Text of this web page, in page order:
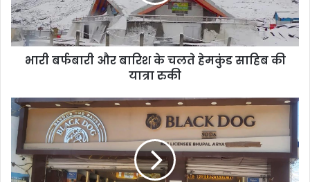
हेमकुंड
साहिब
की
यात्राभारी बर्फबारी और बारिश के चलते हेमकुंड साहिब की
यात्रा रुकी
देहरादून
में
63
शराब
की
दुकानों